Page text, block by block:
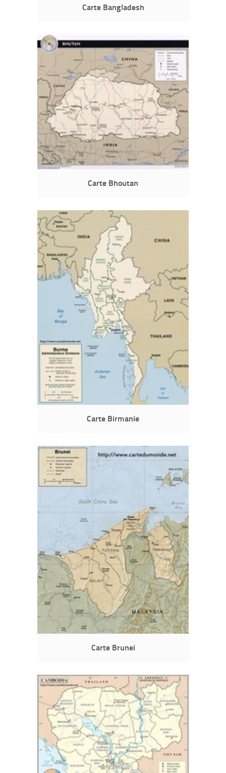
Carte Bangladesh
Carte Bhoutan
Carte Birmanie
Carte Brunei